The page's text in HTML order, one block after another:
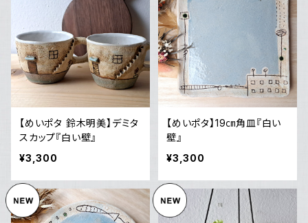
【めいポタ 鈴木明美】デミタ
スカップ『白い壁』
¥3,300
【めいポタ】19㎝角皿『白い
壁』
¥3,300